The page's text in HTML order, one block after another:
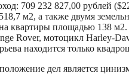
709 232 827,00 рублей
м2, а также двумя
квартиры площадью 138
Rover, мотоцикл Harley-
находится только
дел является